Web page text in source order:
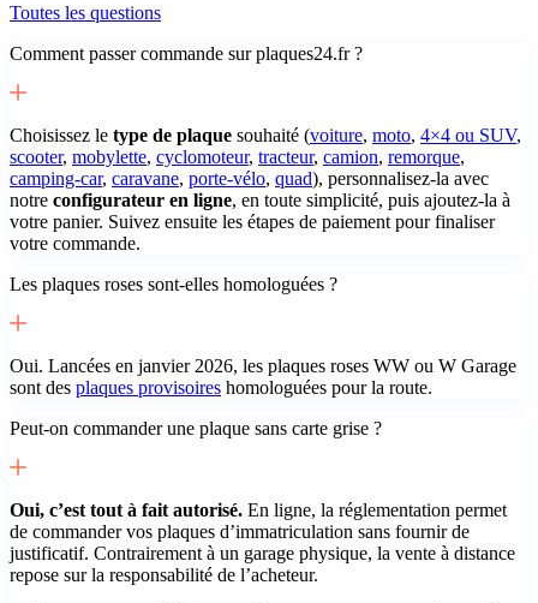
Toutes les questions
Comment passer commande sur plaques24.fr ?
Choisissez le type de plaque souhaité (voiture, moto, 4×4 ou SUV,
scooter, mobylette, cyclomoteur, tracteur, camion, remorque,
camping-car, caravane, porte-vélo, quad), personnalisez-la avec
notre configurateur en ligne, en toute simplicité, puis ajoutez-la à
votre panier. Suivez ensuite les étapes de paiement pour finaliser
votre commande.
Les plaques roses sont-elles homologuées ?
Oui. Lancées en janvier 2026, les plaques roses WW ou W Garage
sont des plaques provisoires homologuées pour la route.
Peut-on commander une plaque sans carte grise ?
Oui, c’est tout à fait autorisé. En ligne, la réglementation permet
de commander vos plaques d’immatriculation sans fournir de
justificatif. Contrairement à un garage physique, la vente à distance
repose sur la responsabilité de l’acheteur.